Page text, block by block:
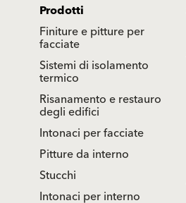
Prodotti
Finiture e pitture per
facciate
Sistemi di isolamento
termico
Risanamento e restauro
degli edifici
Intonaci per facciate
Pitture da interno
Stucchi
Intonaci per interno